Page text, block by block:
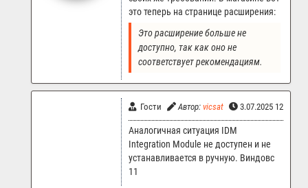
это теперь на странице расширения:
Это расширение больше не
доступно, так как оно не
соответствует рекомендациям.
Гости Автор: vicsat 3.07.2025 12:39
Аналогичная ситуация IDM
Integration Module не доступен и не
устанавливается в ручную. Виндовс
11